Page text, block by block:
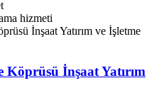
hizmeti
İnşaat Yatırım